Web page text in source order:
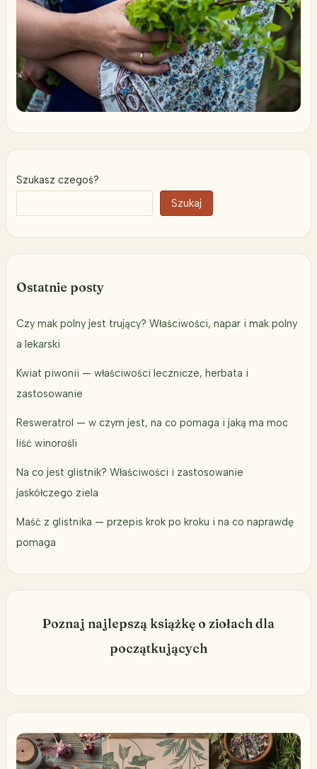
Szukasz czegoś?
Szukaj
Ostatnie posty
Czy mak polny jest trujący? Właściwości, napar i mak polny
a lekarski
Kwiat piwonii — właściwości lecznicze, herbata i
zastosowanie
Resweratrol — w czym jest, na co pomaga i jaką ma moc
liść winorośli
Na co jest glistnik? Właściwości i zastosowanie
jaskółczego ziela
Maść z glistnika — przepis krok po kroku i na co naprawdę
pomaga
Poznaj najlepszą książkę o ziołach dla
początkujących